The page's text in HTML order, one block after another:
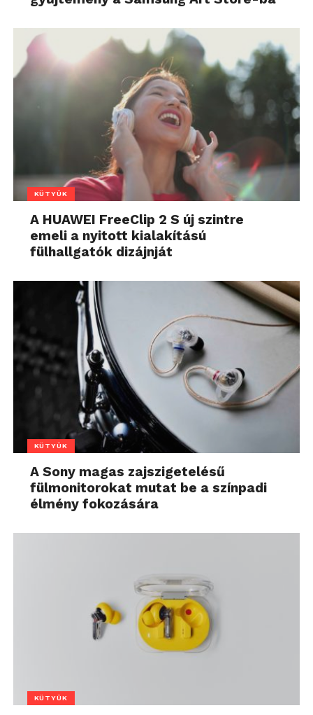
KÜTYÜK
A HUAWEI FreeClip 2 S új szintre
emeli a nyitott kialakítású
fülhallgatók dizájnját
KÜTYÜK
A Sony magas zajszigetelésű
fülmonitorokat mutat be a színpadi
élmény fokozására
KÜTYÜK